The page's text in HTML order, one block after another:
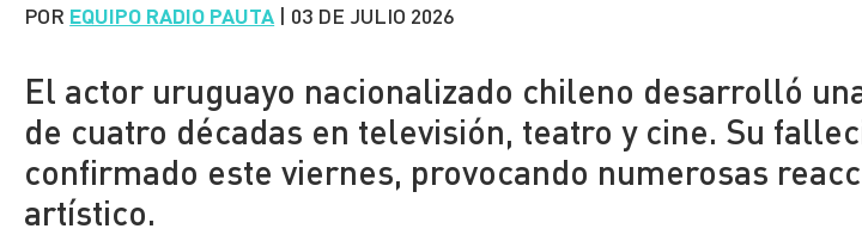
POR EQUIPO RADIO PAUTA | 03 DE JULIO 2026
El actor uruguayo nacionalizado chileno desarrolló
de cuatro décadas en televisión, teatro y cine. Su
confirmado este viernes, provocando numerosas
artístico.